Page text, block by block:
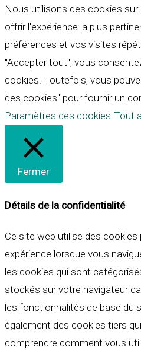
Nous utilisons des cookies
offrir l'expérience la plus
préférences et vos visites
"Accepter tout", vous
cookies. Toutefois, vous
des cookies" pour fournir un
Paramètres des cookies Tout
Fermer
Détails de la confidentialité
Ce site web utilise des cookies
expérience lorsque vous
les cookies qui sont
stockés sur votre navigateur
les fonctionnalités de base du
également des cookies tiers
comprendre comment vous